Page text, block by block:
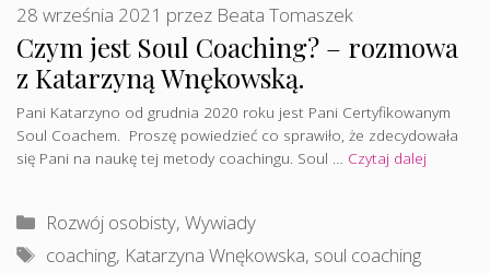
Czym jest Soul Coaching? – rozmowa
z Katarzyną Wnękowską.
28 września 2021 przez Beata Tomaszek
Pani Katarzyno od grudnia 2020 roku jest Pani Certyfikowanym
Soul Coachem. Proszę powiedzieć co sprawiło, że zdecydowała
się Pani na naukę tej metody coachingu. Soul … Czytaj dalej
Kategorie
Rozwój osobisty,Wywiady
Tagi
coaching, Katarzyna Wnękowska, soul coaching